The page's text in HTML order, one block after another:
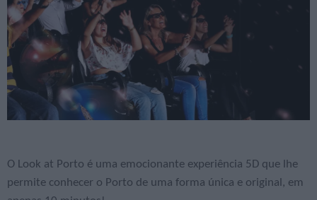
O Look at Porto é uma emocionante experiência 5D que lhe
permite conhecer o Porto de uma forma única e original, em